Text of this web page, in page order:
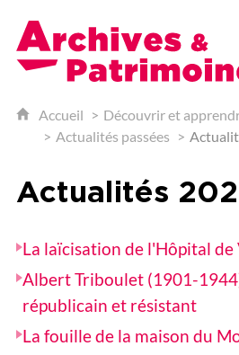
Archives &
Accueil Découvrir et
Actualités passées
Actualités
La laïcisation de l'Hôpital de
Albert Triboulet (1901-
républicain et résistant
La fouille de la maison du